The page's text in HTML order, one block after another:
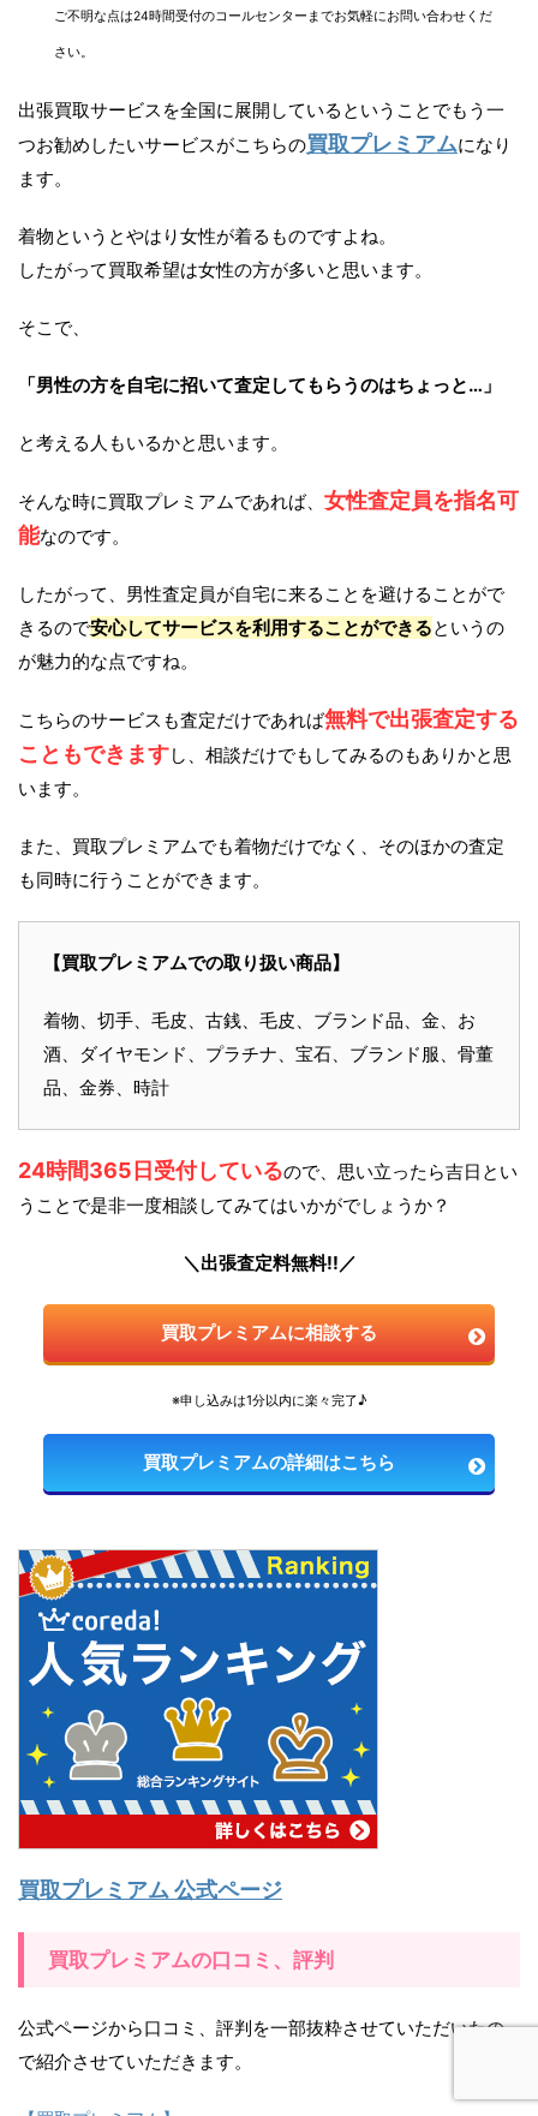
ご不明な点は24時間受付のコールセンターまでお気軽にお問い合わせくだ
さい。
出張買取サービスを全国に展開しているということでもう一
つお勧めしたいサービスがこちらの買取プレミアムになり
ます。
着物というとやはり女性が着るものですよね。
したがって買取希望は女性の方が多いと思います。
そこで、
「男性の方を自宅に招いて査定してもらうのはちょっと…」
と考える人もいるかと思います。
そんな時に買取プレミアムであれば、 女性査定員を指名可
能なのです。
したがって、男性査定員が自宅に来ることを避けることがで
きるので安心してサービスを利用することができるというの
が魅力的な点ですね。
こちらのサービスも査定だけであれば無料で出張査定する
こともできますし、相談だけでもしてみるのもありかと思
います。
また、買取プレミアムでも着物だけでなく、そのほかの査定
も同時に行うことができます。
【買取プレミアムでの取り扱い商品】
着物、切手、毛皮、古銭、毛皮、ブランド品、金、お
酒、ダイヤモンド、プラチナ、宝石、ブランド服、骨董
品、金券、時計
24時間365日受付しているので、思い立ったら吉日とい
うことで是非一度相談してみてはいかがでしょうか？
＼出張査定料無料!!／
買取プレミアムに相談する
※申し込みは1分以内に楽々完了♪
買取プレミアムの詳細はこちら
買取プレミアム 公式ページ
買取プレミアムの口コミ、評判
公式ページから口コミ、評判を一部抜粋させていただいたの
で紹介させていただきます。